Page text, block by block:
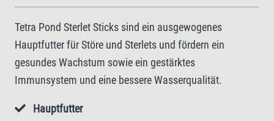
Tetra Pond Sterlet Sticks sind ein ausgewogenes
Hauptfutter für Störe und Sterlets und fördern ein
gesundes Wachstum sowie ein gestärktes
Immunsystem und eine bessere Wasserqualität.
Hauptfutter